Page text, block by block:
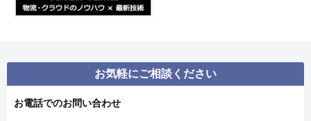
お気軽にご相談ください
お電話でのお問い合わせ